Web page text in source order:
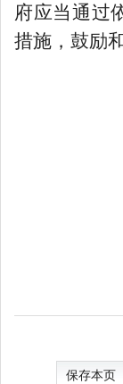
府应当通过
措施，鼓励
保存本页